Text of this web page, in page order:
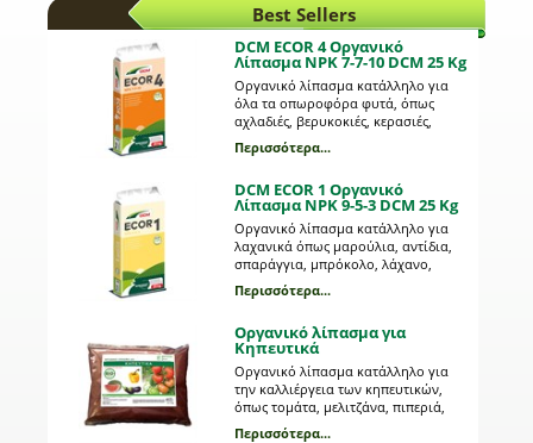
Best Sellers
DCM ECOR 4 Οργανικό
Λίπασμα NPK 7-7-10 DCM 25 Kg
Οργανικό λίπασμα κατάλληλο για
όλα τα οπωροφόρα φυτά, όπως
αχλαδιές, βερυκοκιές, κερασιές,
μηλιές, λεμονιές, αμυγδαλιές,
φυλλώδη λαχανικά, κηπευτικά,
Περισσότερα...
DCM ECOR 1 Οργανικό
Λίπασμα NPK 9-5-3 DCM 25 Kg
Οργανικό λίπασμα κατάλληλο για
λαχανικά όπως μαρούλια, αντίδια,
σπαράγγια, μπρόκολο, λάχανο,
σπορόφυτα, γκαζόν κ.α. #400kgmix
Περισσότερα...
Οργανικό λίπασμα για
Κηπευτικά
Οργανικό λίπασμα κατάλληλο για
την καλλιέργεια των κηπευτικών,
όπως τομάτα, μελιτζάνα, πιπεριά,
καρπούζι, κολοκύθι κ.α.
Περισσότερα...